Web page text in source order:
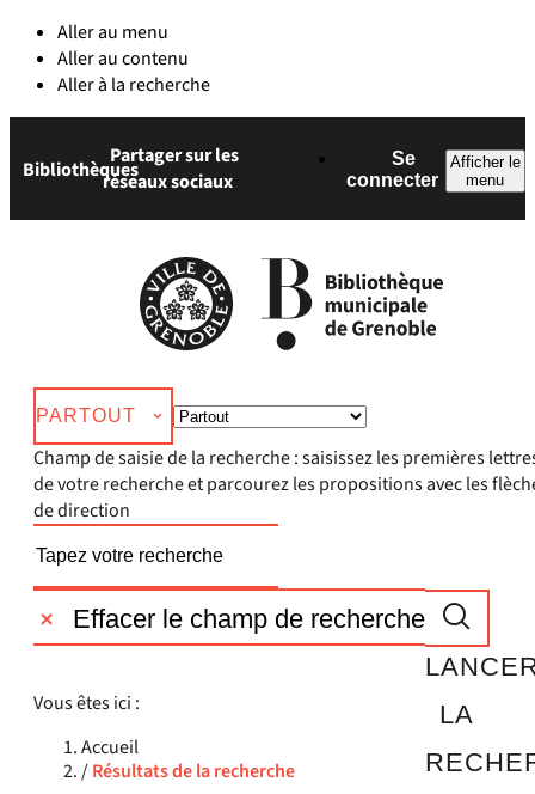
Aller au menu
Aller au contenu
Aller à la recherche
Bibliothèques
Partager sur les
réseaux sociaux
Se
connecter
Afficher le
menu
PARTOUT
Champ de saisie de la recherche : saisissez les premières
de votre recherche et parcourez les propositions avec les
de direction
Effacer le champ de recherche
LA
Vous êtes ici :
Accueil
/Résultats de la recherche